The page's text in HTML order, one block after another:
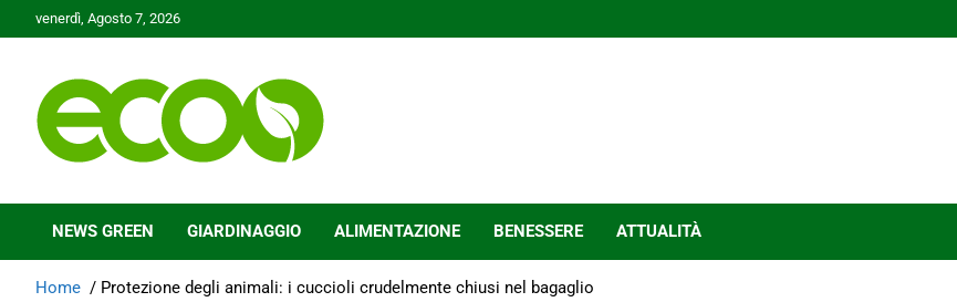
to
venerdì, Agosto 7, 2026
Ecoo.it
NEWS GREEN GIARDINAGGIO ALIMENTAZIONE BENESSERE ATTUALITÀ
Home Protezione degli animali: i cuccioli crudelmente chiusi nel bagaglio